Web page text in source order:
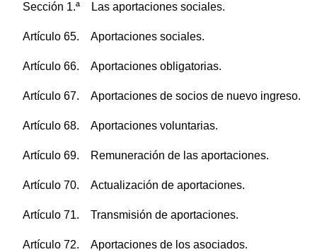
Sección 1.ª Las aportaciones sociales.
Artículo 65. Aportaciones sociales.
Artículo 66. Aportaciones obligatorias.
Artículo 67. Aportaciones de socios de nuevo ingreso.
Artículo 68. Aportaciones voluntarias.
Artículo 69. Remuneración de las aportaciones.
Artículo 70. Actualización de aportaciones.
Artículo 71. Transmisión de aportaciones.
Artículo 72. Aportaciones de los asociados.